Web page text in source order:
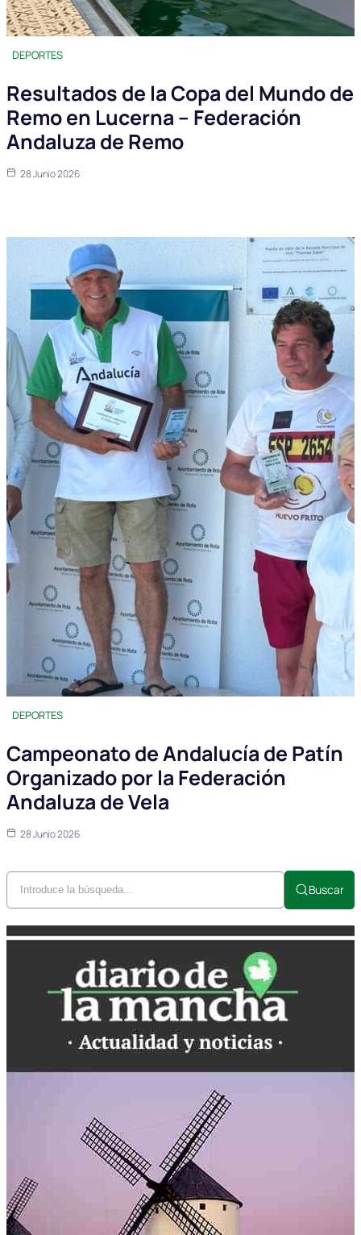
DEPORTES
Resultados de la Copa del Mundo de
Remo en Lucerna – Federación
Andaluza de Remo
28 Junio 2026
DEPORTES
Campeonato de Andalucía de Patín
Organizado por la Federación
Andaluza de Vela
28 Junio 2026
Buscar